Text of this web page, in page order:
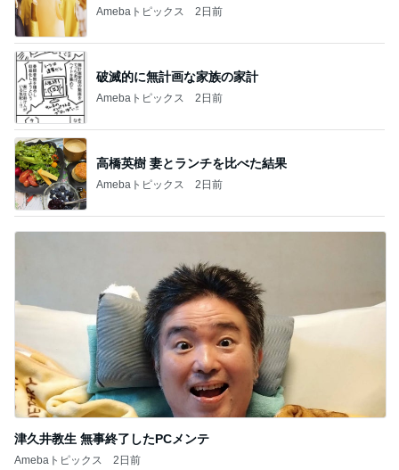
Amebaトピックス 2日前
破滅的に無計画な家族の家計
Amebaトピックス 2日前
高橋英樹 妻とランチを比べた結果
Amebaトピックス 2日前
津久井教生 無事終了したPCメンテ
Amebaトピックス 2日前